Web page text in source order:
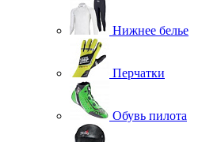
Нижнее белье
Перчатки
Обувь пилота